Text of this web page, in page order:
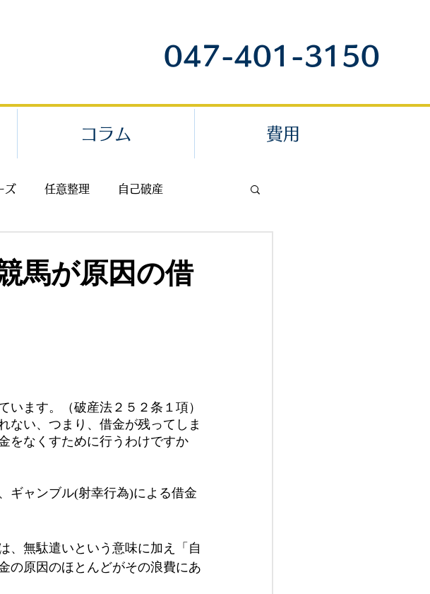
047-401-3150
コラム 費用
ズ 任意整理 自己破産
馬が原因の借
ます。（破産法２５２条１項）
ない、つまり、借金が残ってしま
をなくすために行うわけですか
ギャンブル(射幸行為)による借金
、無駄遣いという意味に加え「自
の原因のほとんどがその浪費にあ